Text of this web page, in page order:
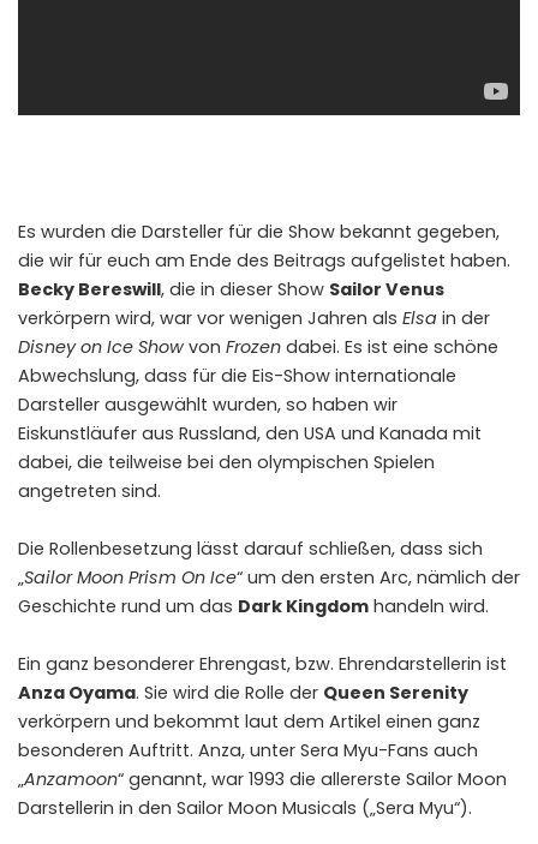
Es wurden die Darsteller für die Show bekannt gegeben,
die wir für euch am Ende des Beitrags aufgelistet haben.
Becky Bereswill, die in dieser Show Sailor Venus
verkörpern wird, war vor wenigen Jahren als Elsa in der
Disney on Ice Show von Frozen dabei. Es ist eine schöne
Abwechslung, dass für die Eis-Show internationale
Darsteller ausgewählt wurden, so haben wir
Eiskunstläufer aus Russland, den USA und Kanada mit
dabei, die teilweise bei den olympischen Spielen
angetreten sind.
Die Rollenbesetzung lässt darauf schließen, dass sich
„Sailor Moon Prism On Ice“ um den ersten Arc, nämlich der
Geschichte rund um das Dark Kingdom handeln wird.
Ein ganz besonderer Ehrengast, bzw. Ehrendarstellerin ist
Anza Oyama. Sie wird die Rolle der Queen Serenity
verkörpern und bekommt laut dem Artikel einen ganz
besonderen Auftritt. Anza, unter Sera Myu-Fans auch
„Anzamoon“ genannt, war 1993 die allererste Sailor Moon
Darstellerin in den Sailor Moon Musicals („Sera Myu“).